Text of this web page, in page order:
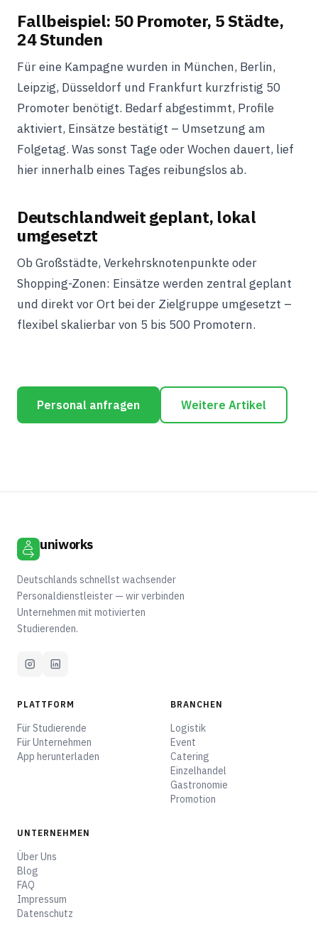
Fallbeispiel: 50 Promoter, 5 Städte,
24 Stunden
Für eine Kampagne wurden in München, Berlin,
Leipzig, Düsseldorf und Frankfurt kurzfristig 50
Promoter benötigt. Bedarf abgestimmt, Profile
aktiviert, Einsätze bestätigt – Umsetzung am
Folgetag. Was sonst Tage oder Wochen dauert, lief
hier innerhalb eines Tages reibungslos ab.
Deutschlandweit geplant, lokal
umgesetzt
Ob Großstädte, Verkehrsknotenpunkte oder
Shopping-Zonen: Einsätze werden zentral geplant
und direkt vor Ort bei der Zielgruppe umgesetzt –
flexibel skalierbar von 5 bis 500 Promotern.
Personal anfragen Weitere Artikel
uniworks
Deutschlands schnellst wachsender
Personaldienstleister — wir verbinden
Unternehmen mit motivierten
Studierenden.
PLATTFORM
Für Studierende
Für Unternehmen
App herunterladen
BRANCHEN
Logistik
Event
Catering
Einzelhandel
Gastronomie
Promotion
UNTERNEHMEN
Über Uns
Blog
FAQ
Impressum
Datenschutz